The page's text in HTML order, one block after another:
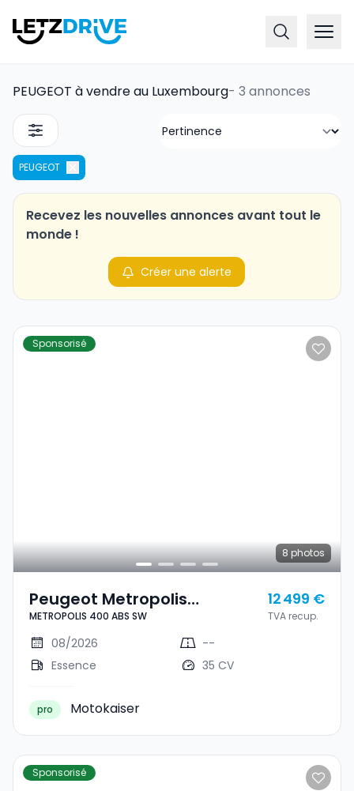
PEUGEOT à vendre au Luxembourg- 3 annonces
PEUGEOT
Recevez les nouvelles annonces avant tout le
monde !
Créer une alerte
Sponsorisé
8 photos
Peugeot Metropolis
METROPOLIS 400 ABS SW
12 499 €
TVA recup.
08/2026
--
Essence
35 CV
pro Motokaiser
Sponsorisé